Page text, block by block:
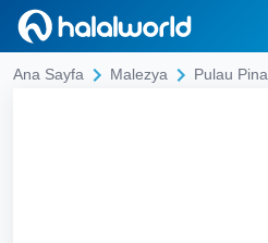
Ana Sayfa Malezya Pulau